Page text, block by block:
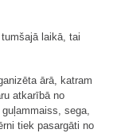
laikā, tai
ārā, katram
atkarībā no
sega,
tiek pasargāti no